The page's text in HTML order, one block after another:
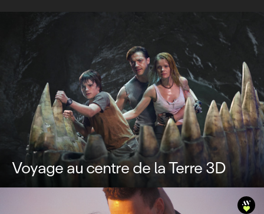
Voyage au centre de la Terre 3D